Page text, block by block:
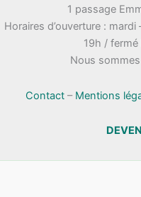
1 passage
Horaires d’ouverture :
19h /
Nous
Contact– Mentions